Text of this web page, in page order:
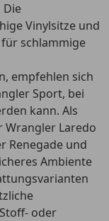
Die
Vinylsitze und
schlammige
empfehlen sich
Sport, bei
kann. Als
Wrangler Laredo
Renegade und
Ambiente
oder